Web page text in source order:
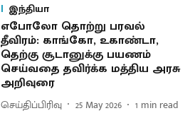
இந்தியா
எபோலோ தொற்று பரவல்
தீவிரம்: காங்கோ, உகாண்டா,
தெற்கு சூடானுக்கு பயணம்
செய்வதை தவிர்க்க மத்திய அரசு
அறிவுரை
செய்திப்பிரிவு 25 May 2026 1 min read